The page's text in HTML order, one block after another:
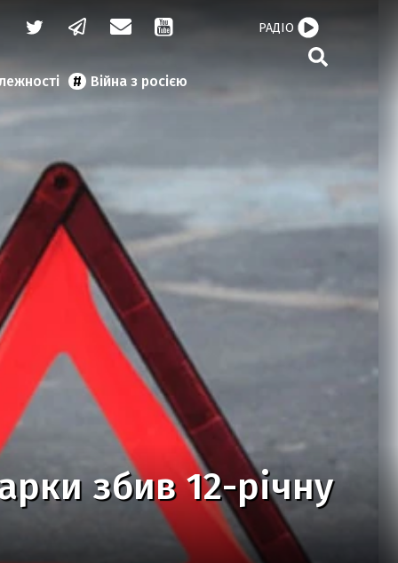
Війна з росією
РАДІО
збив 12-річну